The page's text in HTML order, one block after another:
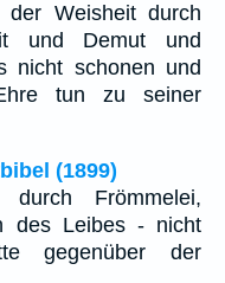
Weisheit durch
und Demut und
nicht schonen und
tun zu seiner
(1899)
Frömmelei,
des Leibes - nicht
gegenüber der